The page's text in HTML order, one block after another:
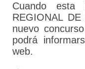
Cuando esta
REGIONAL DE
nuevo
podrá
web.